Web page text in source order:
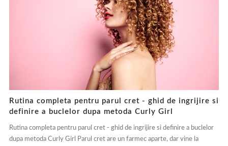
Rutina completa pentru parul cret - ghid de ingrijire si
definire a buclelor dupa metoda Curly Girl
Rutina completa pentru parul cret - ghid de ingrijire si definire a buclelor
dupa metoda Curly Girl Parul cret are un farmec aparte, dar vine la